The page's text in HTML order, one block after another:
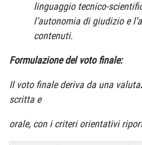
linguaggio tecnico-
l’autonomia di giudizio e
contenuti.
Formulazione del voto finale:
Il voto finale deriva da una
scritta e
orale, con i criteri orientativi